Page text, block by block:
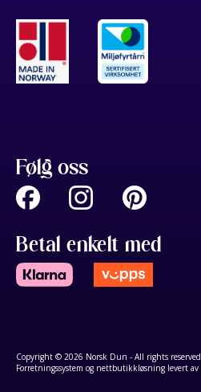
Følg oss
Betal enkelt med
Copyright © 2026 Norsk Dun - All rights reserved
Forretningssystem og nettbutikkløsning levert av